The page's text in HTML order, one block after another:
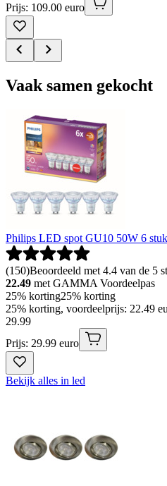
Prijs: 109.00 euro
Vaak samen gekocht
Philips LED spot GU10 50W 6
(150)Beoordeeld met 4.4 van de 5
22.49 met GAMMA Voordeelpas
25% korting25% korting
25% korting, voordeelprijs: 22.49
29.99
Prijs: 29.99 euro
Bekijk alles in led